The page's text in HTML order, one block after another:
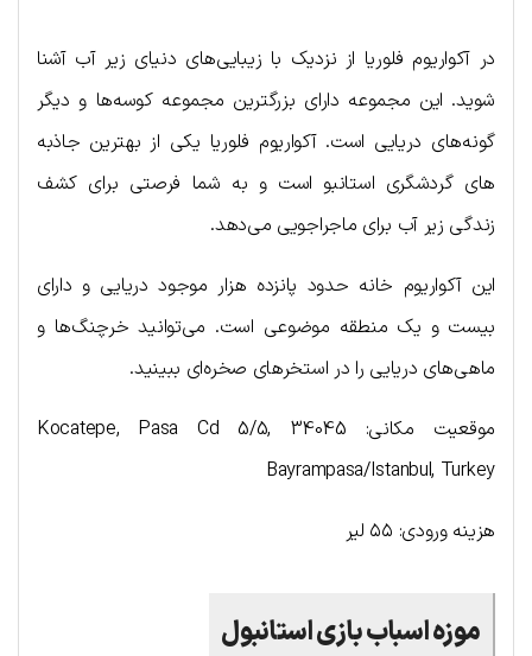
در آکواریوم فلوریا از نزدیک با زیبایی‌های دنیای زیر آب آشنا
شوید. این مجموعه دارای بزرگترین مجموعه کوسه‌ها و دیگر
گونه‌های دریایی است. آکواریوم فلوریا یکی از بهترین جاذبه
های گردشگری استانبو است و به شما فرصتی برای کشف
زندگی زیر آب برای ماجراجویی می‌دهد.
این آکواریوم خانه حدود پانزده هزار موجود دریایی و دارای
بیست و یک منطقه موضوعی است. می‌توانید خرچنگ‌ها و
ماهی‌های دریایی را در استخرهای صخره‌ای ببینید.
موقعیت مکانی: Kocatepe, Pasa Cd 5/5, 34045
Bayrampasa/Istanbul, Turkey
هزینه ورودی: ۵۵ لیر
موزه اسباب بازی استانبول